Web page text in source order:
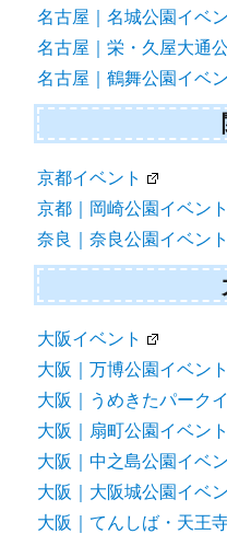
名古屋｜名城公園イベ
名古屋｜栄・久屋大通
名古屋｜鶴舞公園イベ
京都イベント
京都｜岡崎公園イベント
奈良｜奈良公園イベント
大阪イベント
大阪｜万博公園イベント
大阪｜うめきたパーク
大阪｜扇町公園イベント
大阪｜中之島公園イベ
大阪｜大阪城公園イベ
大阪｜てんしば・天王